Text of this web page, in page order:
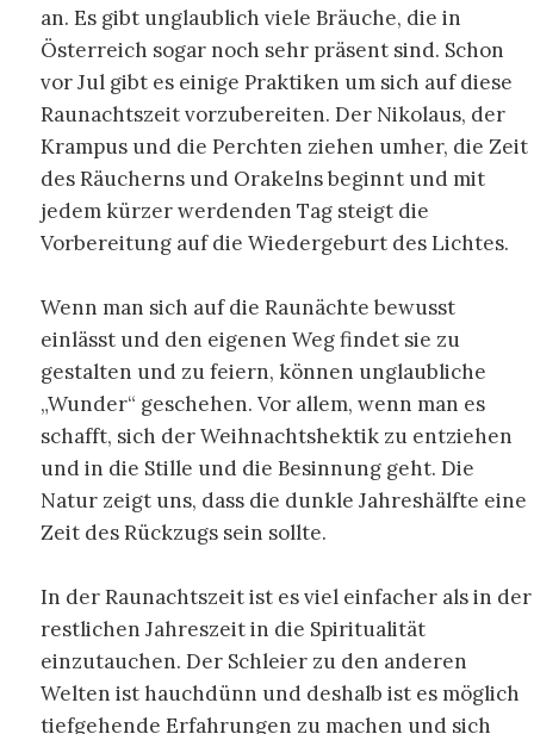
an. Es gibt unglaublich viele Bräuche, die in
Österreich sogar noch sehr präsent sind. Schon
vor Jul gibt es einige Praktiken um sich auf diese
Raunachtszeit vorzubereiten. Der Nikolaus, der
Krampus und die Perchten ziehen umher, die Zeit
des Räucherns und Orakelns beginnt und mit
jedem kürzer werdenden Tag steigt die
Vorbereitung auf die Wiedergeburt des Lichtes.
Wenn man sich auf die Raunächte bewusst
einlässt und den eigenen Weg findet sie zu
gestalten und zu feiern, können unglaubliche
„Wunder“ geschehen. Vor allem, wenn man es
schafft, sich der Weihnachtshektik zu entziehen
und in die Stille und die Besinnung geht. Die
Natur zeigt uns, dass die dunkle Jahreshälfte eine
Zeit des Rückzugs sein sollte.
In der Raunachtszeit ist es viel einfacher als in der
restlichen Jahreszeit in die Spiritualität
einzutauchen. Der Schleier zu den anderen
Welten ist hauchdünn und deshalb ist es möglich
tiefgehende Erfahrungen zu machen und sich